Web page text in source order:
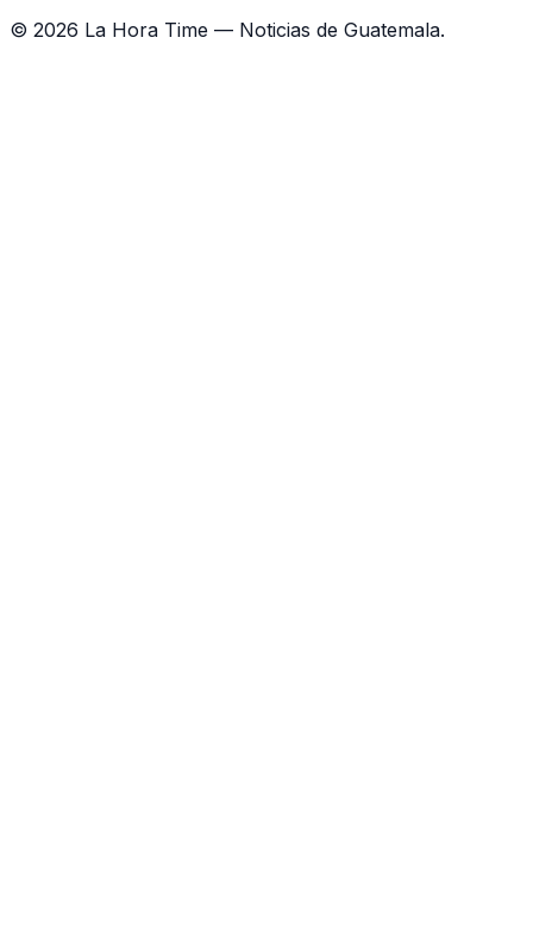
© 2026 La Hora Time — Noticias de Guatemala.